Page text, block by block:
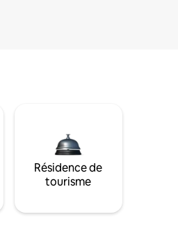
Résidence de
tourisme